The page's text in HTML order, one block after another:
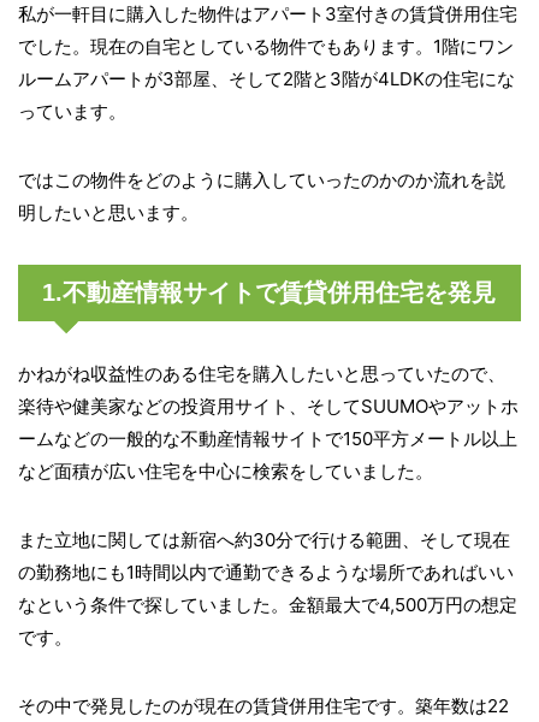
私が一軒目に購入した物件はアパート3室付きの賃貸併用住宅
でした。現在の自宅としている物件でもあります。1階にワン
ルームアパートが3部屋、そして2階と3階が4LDKの住宅にな
っています。
ではこの物件をどのように購入していったのかのか流れを説
明したいと思います。
1.不動産情報サイトで賃貸併用住宅を発見
かねがね収益性のある住宅を購入したいと思っていたので、
楽待や健美家などの投資用サイト、そしてSUUMOやアットホ
ームなどの一般的な不動産情報サイトで150平方メートル以上
など面積が広い住宅を中心に検索をしていました。
また立地に関しては新宿へ約30分で行ける範囲、そして現在
の勤務地にも1時間以内で通勤できるような場所であればいい
なという条件で探していました。金額最大で4,500万円の想定
です。
その中で発見したのが現在の賃貸併用住宅です。築年数は22